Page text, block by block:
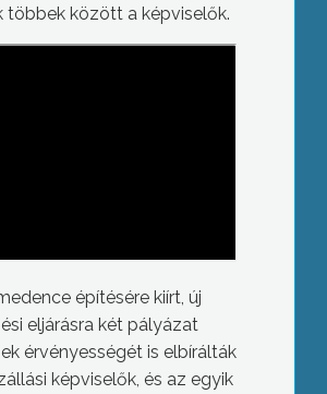
között a képviselők.
építésére kiírt, új
eljárásra két pályázat
érvényességét is elbírálták
képviselők, és az egyik